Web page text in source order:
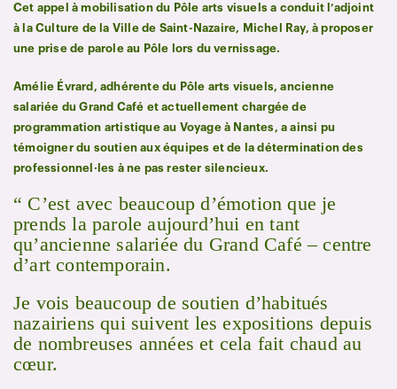
Cet appel à mobilisation du Pôle arts visuels a conduit l’adjoint
à la Culture de la Ville de Saint-Nazaire, Michel Ray, à proposer
une prise de parole au Pôle lors du vernissage.
Amélie Évrard, adhérente du Pôle arts visuels, ancienne
salariée du Grand Café et actuellement chargée de
programmation artistique au Voyage à Nantes, a ainsi pu
témoigner du soutien aux équipes et de la détermination des
professionnel·les à ne pas rester silencieux.
“ C’est avec beaucoup d’émotion que je
prends la parole aujourd’hui en tant
qu’ancienne salariée du Grand Café – centre
d’art contemporain.
Je vois beaucoup de soutien d’habitués
nazairiens qui suivent les expositions depuis
de nombreuses années et cela fait chaud au
cœur.